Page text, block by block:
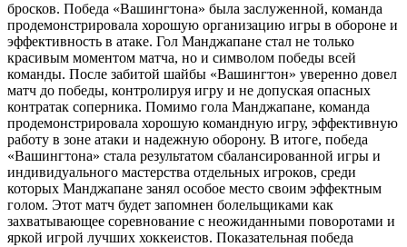
бросков. Победа «Вашингтона» была заслуженной, команда
продемонстрировала хорошую организацию игры в обороне и
эффективность в атаке. Гол Манджапане стал не только
красивым моментом матча, но и символом победы всей
команды. После забитой шайбы «Вашингтон» уверенно довел
матч до победы, контролируя игру и не допуская опасных
контратак соперника. Помимо гола Манджапане, команда
продемонстрировала хорошую командную игру, эффективную
работу в зоне атаки и надежную оборону. В итоге, победа
«Вашингтона» стала результатом сбалансированной игры и
индивидуального мастерства отдельных игроков, среди
которых Манджапане занял особое место своим эффектным
голом. Этот матч будет запомнен болельщиками как
захватывающее соревнование с неожиданными поворотами и
яркой игрой лучших хоккеистов. Показательная победа